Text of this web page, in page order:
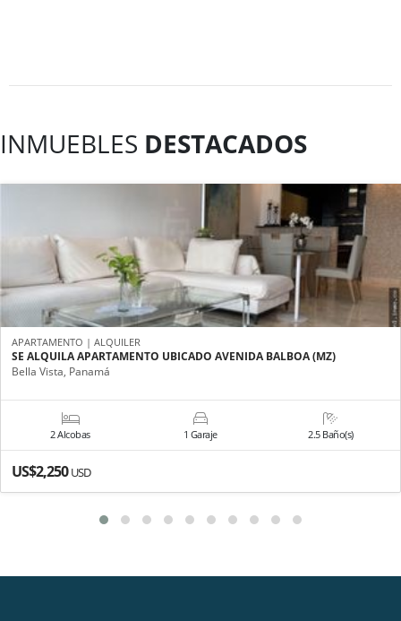
INMUEBLES DESTACADOS
APARTAMENTO | ALQUILER
SE ALQUILA APARTAMENTO UBICADO AVENIDA BALBOA (MZ)
Bella Vista, Panamá
2 Alcobas 1 Garaje 2.5 Baño(s)
US$2,250USD